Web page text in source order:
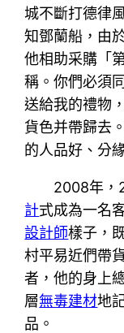
城不斷打德律
知鄧蘭船，由
他相助采購「
稱。你們必須
送給我的禮物
貨色并帶歸去
的人品好、分
2008年，
計式成為一名
設計師樣子，
村平易近們帶
者，他的身上
層無毒建材地
品。